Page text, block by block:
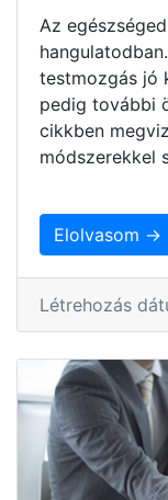
Az
testmozgás jó
pedig további
cikkben
módszerekkel
Elolvasom →
Létrehozás